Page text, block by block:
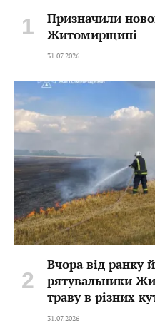
Призначили
Житомирщині
31.07.2026
Вчора від ранку
рятувальники
траву в різних
31.07.2026